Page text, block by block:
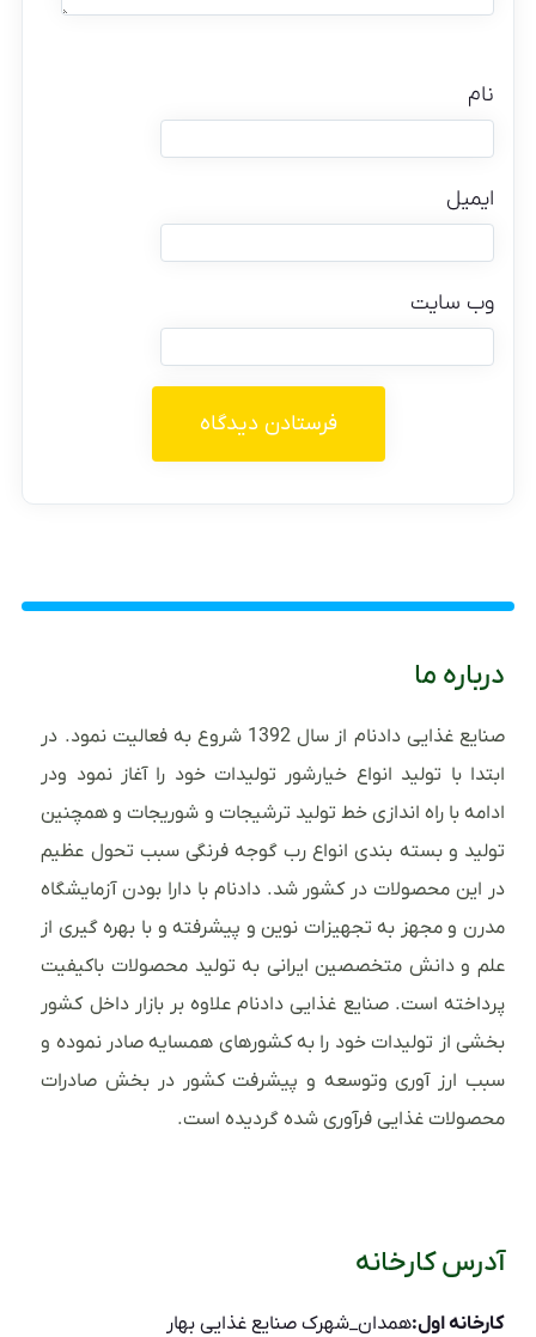
نام
ایمیل
وب‌ سایت
درباره ما
صنایع غذایی دادنام از سال 1392 شروع به فعالیت نمود. در
ابتدا با تولید انواع خیارشور تولیدات خود را آغاز نمود ودر
ادامه با راه اندازی خط تولید ترشیجات و شوریجات و همچنین
تولید و بسته بندی انواع رب گوجه فرنگی سبب تحول عظیم
در این محصولات در کشور شد. دادنام با دارا بودن آزمایشگاه
مدرن و مجهز به تجهیزات نوین و پیشرفته و با بهره گیری از
علم و دانش متخصصین ایرانی به تولید محصولات باکیفیت
پرداخته است. صنایع غذایی دادنام علاوه بر بازار داخل کشور
بخشی از تولیدات خود را به کشورهای همسایه صادر نموده و
سبب ارز آوری وتوسعه و پیشرفت کشور در بخش صادرات
محصولات غذایی فرآوری شده گردیده است.
آدرس کارخانه
کارخانه اول:همدان_شهرک صنایع غذایی بهار